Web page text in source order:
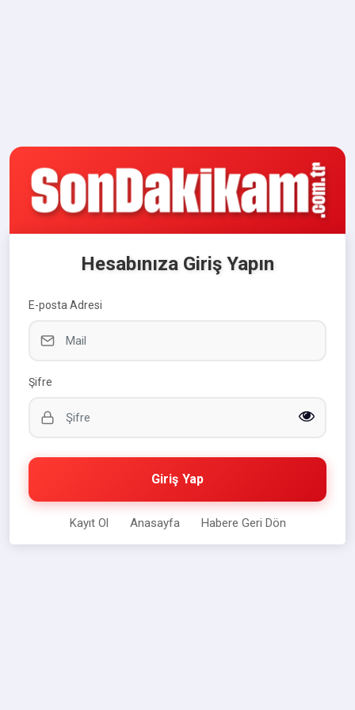
Hesabınıza Giriş Yapın
E-posta Adresi
Şifre
Giriş Yap
Kayıt Ol Anasayfa Habere Geri Dön